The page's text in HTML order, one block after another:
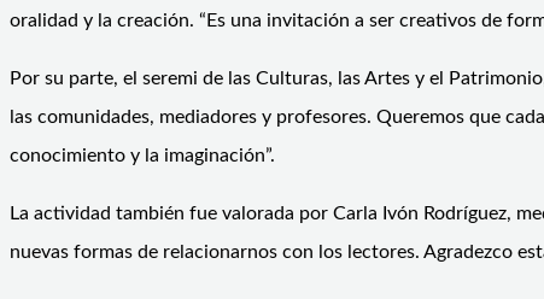
oralidad y la creación. “Es una invitación a ser creativos de
Por su parte, el seremi de las Culturas, las Artes y el
las comunidades, mediadores y profesores. Queremos que
conocimiento y la imaginación”.
La actividad también fue valorada por Carla Ivón Rodríguez,
nuevas formas de relacionarnos con los lectores. Agradezco